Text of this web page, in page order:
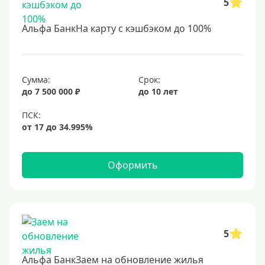
Студентам
С 18 лет
С 21 года
С 22 лет
С 23 лет
В декрете
Без обеспечения
Без залога
В банке под залог
Альфа БанкНа карту с кэшбэком до 100%
Сумма:
до 7 500 000 ₽
Срок:
до 10 лет
Оформить
5
Альфа БанкЗаем на обновление жилья